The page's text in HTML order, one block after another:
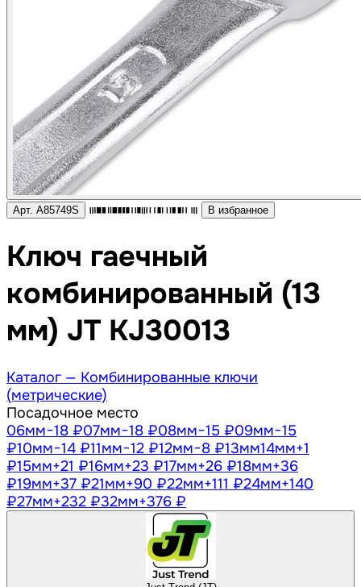
Арт. A85749S В избранное
Ключ гаечный
комбинированный (13
мм) JT KJ30013
Каталог — Комбинированные ключи
(метрические)
Посадочное место
06мм−18 ₽07мм−18 ₽08мм−15 ₽09мм−15
₽10мм−14 ₽11мм−12 ₽12мм−8 ₽13мм14мм+1
₽15мм+21 ₽16мм+23 ₽17мм+26 ₽18мм+36
₽19мм+37 ₽21мм+90 ₽22мм+111 ₽24мм+140
₽27мм+232 ₽32мм+376 ₽